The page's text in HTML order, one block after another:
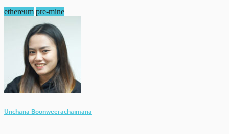
ethereum pre-mine
Unchana Boonweerachaimana